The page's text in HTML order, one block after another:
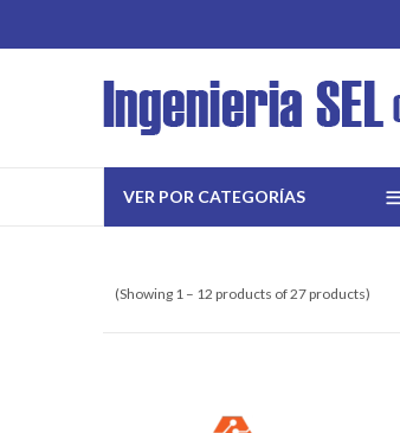
VER POR CATEGORÍAS
(Showing 1 – 12 products of 27 products)